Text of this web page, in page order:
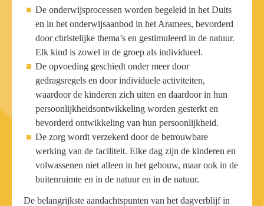
De onderwijsprocessen worden begeleid in het Duits
en in het onderwijsaanbod in het Aramees, bevorderd
door christelijke thema’s en gestimuleerd in de natuur.
Elk kind is zowel in de groep als individueel.
De opvoeding geschiedt onder meer door
gedragsregels en door individuele activiteiten,
waardoor de kinderen zich uiten en daardoor in hun
persoonlijkheidsontwikkeling worden gesterkt en
bevorderd ontwikkeling van hun persoonlijkheid.
De zorg wordt verzekerd door de betrouwbare
werking van de faciliteit. Elke dag zijn de kinderen en
volwassenen niet alleen in het gebouw, maar ook in de
buitenruimte en in de natuur en in de natuur.
De belangrijkste aandachtspunten van het dagverblijf in